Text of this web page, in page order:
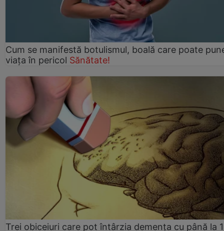
Cum se manifestă botulismul, boală care poate
viaţa în pericol Sănătate!
Trei obiceiuri care pot întârzia demența cu până la